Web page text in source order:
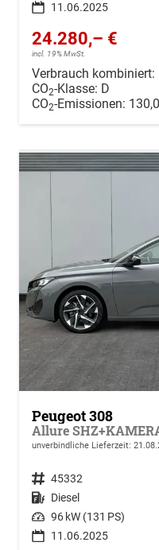
11.06.2025
24.280,– €
incl. 19% MwSt.
Verbrauch kombiniert:
CO2-Klasse: D
CO2-Emissionen:
Peugeot 308
unverbindliche Lieferzeit:
Fahrzeugnr. 45332
Kraftstoff Diesel
Leistung 96 kW (131 PS)
11.06.2025